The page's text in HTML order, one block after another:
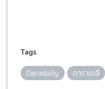
Tags
Daradaily ดาราเดลี่